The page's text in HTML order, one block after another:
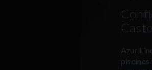
Azur
piscines